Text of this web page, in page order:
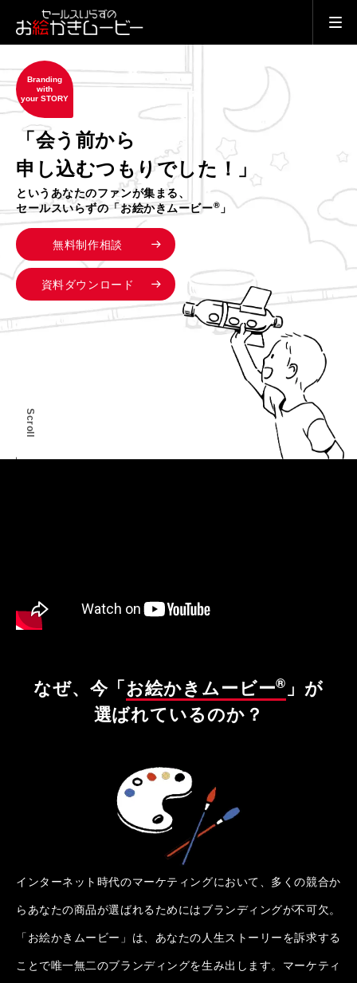
Branding
with
your STORY
「会う前から
申し込むつもりでした！」
というあなたのファンが集まる、
セールスいらずの「お絵かきムービー® 」
無料制作相談
資料ダウンロード
Scroll
なぜ、今「お絵かきムービー® 」が
選ばれているのか？
インターネット時代のマーケティングにおいて、多くの競合か
らあなたの商品が選ばれるためにはブランディングが不可欠。
「お絵かきムービー」は、あなたの人生ストーリーを訴求する
ことで唯一無二のブランディングを生み出します。マーケティ